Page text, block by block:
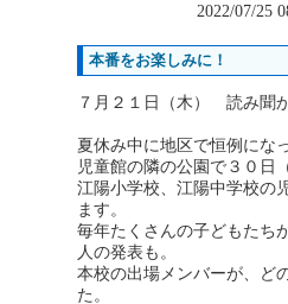
2022/07/25
本番をお楽しみに！
７月２１日（木） 読み聞
夏休み中に地区で恒例にな
児童館の隣の公園で３０日
江陽小学校、江陽中学校の
ます。
毎年たくさんの子どもたち
人の発表も。
本校の出場メンバーが、ど
た。